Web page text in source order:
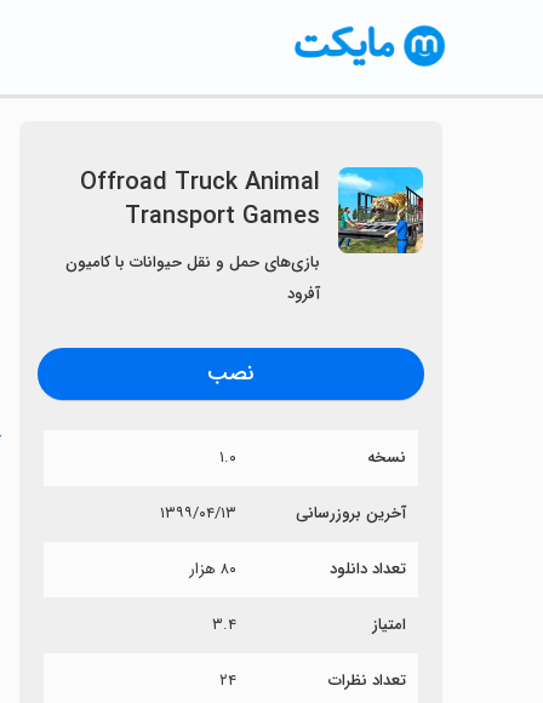
Offroad Truck Animal
Transport Games
بازی‌های حمل و نقل حیوانات با کامیون
آفرود
نصب
نسخه ۱.۰
آخرین بروزرسانی ۱۳۹۹/۰۴/۱۳
تعداد دانلود ۸۰ هزار
امتیاز ۳.۴
تعداد نظرات ۲۴